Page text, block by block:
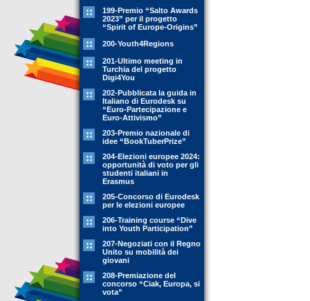
199-Premio “Salto Awards
2023” per il progetto
“Spirit of Europe-Origins”
200-Youth4Regions
201-Ultimo meeting in
Turchia del progetto
Digi4You
202-Pubblicata la guida in
Italiano di Eurodesk su
“Euro-Partecipazione e
Euro-Attivismo”
203-Premio nazionale di
idee “BookTuberPrize”
204-Elezioni europee 2024:
opportunità di voto per gli
studenti italiani in
Erasmus
205-Concorso di Eurodesk
per le elezioni europee
206-Training course “Dive
into Youth Participation”
207-Negoziati con il Regno
Unito su mobilità dei
giovani
208-Premiazione del
concorso “Ciak, Europa, si
vota”